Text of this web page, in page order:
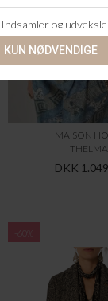
MAISON
THELMA
DKK
-60%